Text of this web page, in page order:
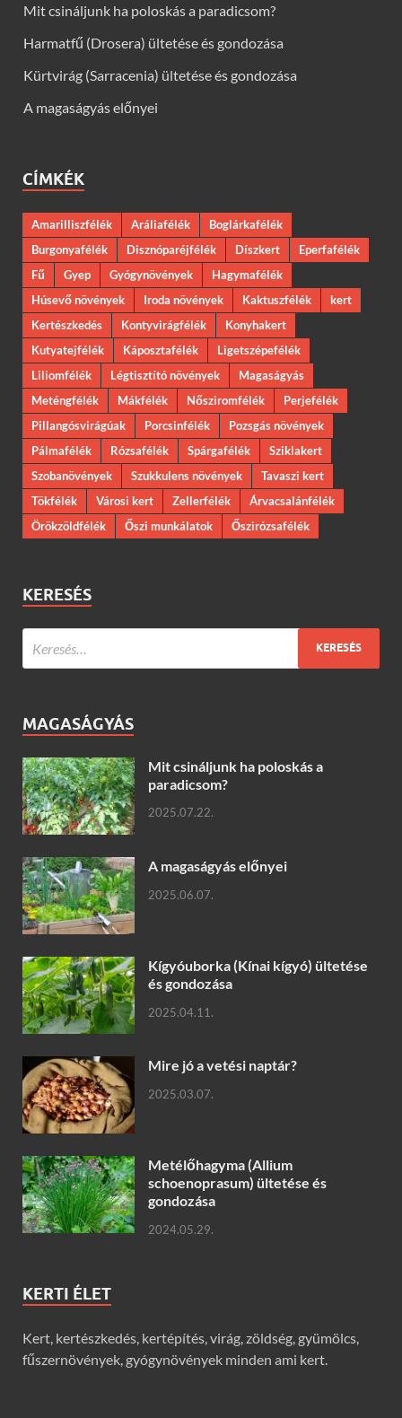
Mit csináljunk ha poloskás a paradicsom?
Harmatfű (Drosera) ültetése és gondozása
Kürtvirág (Sarracenia) ültetése és gondozása
A magaságyás előnyei
CÍMKÉK
Amarilliszfélék Aráliafélék
Boglárkafélék
Burgonyafélék
Disznóparéjfélék Díszkert
Eperfafélék
Fű
Gyep Gyógynövények
Hagymafélék
Húsevő növények
Iroda növények Kaktuszfélék
kert
Kertészkedés
Kontyvirágfélék
Konyhakert
Kutyatejfélék
Káposztafélék
Ligetszépefélék
Liliomfélék
Légtisztító növények
Magaságyás
Meténgfélék
Mákfélék Nősziromfélék
Perjefélék
Pillangósvirágúak
Porcsinfélék
Pozsgás növények
Pálmafélék
Rózsafélék Spárgafélék
Sziklakert
Szobanövények
Szukkulens növények
Tavaszi kert
Tökfélék
Városi kert Zellerfélék
Árvacsalánfélék
Örökzöldfélék
Őszi munkálatok Őszirózsafélék
KERESÉS
MAGASÁGYÁS
Mit csináljunk ha poloskás a
paradicsom?
2025.07.22.
A magaságyás előnyei
2025.06.07.
Kígyóuborka (Kínai kígyó) ültetése
és gondozása
2025.04.11.
Mire jó a vetési naptár?
2025.03.07.
Metélőhagyma (Allium
schoenoprasum) ültetése és
gondozása
2024.05.29.
KERTI ÉLET
Kert, kertészkedés, kertépítés, virág, zöldség, gyümölcs,
fűszernövények, gyógynövények minden ami kert.